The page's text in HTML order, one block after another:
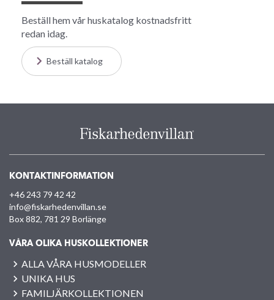
Beställ hem vår huskatalog kostnadsfritt
redan idag.
Beställ katalog
KONTAKTINFORMATION
+46 243 79 42 42
info@fiskarhedenvillan.se
Box 882, 781 29 Borlänge
VÅRA OLIKA HUSKOLLEKTIONER
ALLA VÅRA HUSMODELLER
UNIKA HUS
FAMILJÄRKOLLEKTIONEN